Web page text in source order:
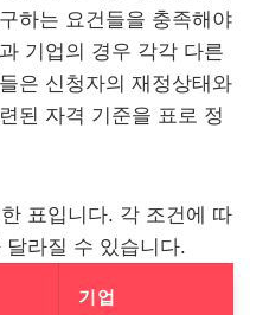
하는 요건들을 충족해야
기업의 경우 각각 다른
은 신청자의 재정상태와
된 자격 기준을 표로 정
표입니다. 각 조건에 따
라질 수 있습니다.
기업